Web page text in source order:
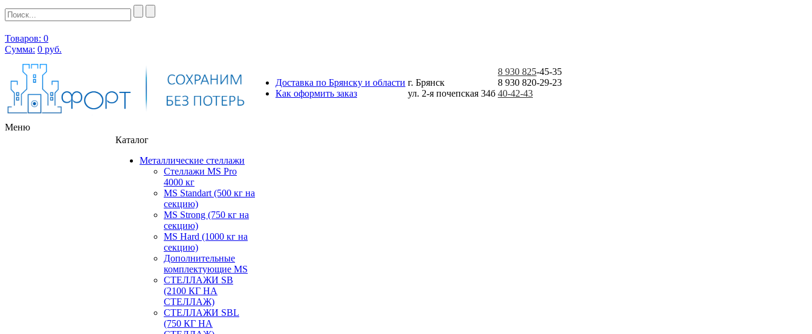
Товаров: 0
Сумма: 0 руб.
Доставка по Брянску и области
Как оформить заказ
г. Брянск
ул. 2-я почепская 34б
8 930 825-45-35
8 930 820-29-23
40-42-43
Меню
Каталог
Металлические стеллажи
Стеллажи MS Pro
4000 кг
MS Standart (500 кг на
секцию)
MS Strong (750 кг на
секцию)
MS Hard (1000 кг на
секцию)
Дополнительные
комплектующие MS
СТЕЛЛАЖИ SB
(2100 КГ НА
СТЕЛЛАЖ)
СТЕЛЛАЖИ SBL
(750 КГ НА